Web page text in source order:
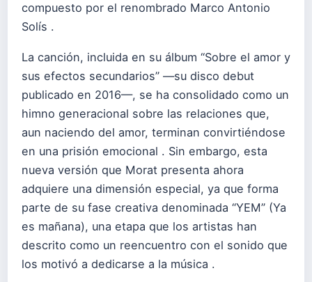
compuesto por el renombrado Marco Antonio
Solís .
La canción, incluida en su álbum “Sobre el amor y
sus efectos secundarios” —su disco debut
publicado en 2016—, se ha consolidado como un
himno generacional sobre las relaciones que,
aun naciendo del amor, terminan convirtiéndose
en una prisión emocional . Sin embargo, esta
nueva versión que Morat presenta ahora
adquiere una dimensión especial, ya que forma
parte de su fase creativa denominada “YEM” (Ya
es mañana), una etapa que los artistas han
descrito como un reencuentro con el sonido que
los motivó a dedicarse a la música .